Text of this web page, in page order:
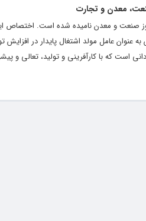
معدن و تجارت
روز صنعت و معدن نامیده شده است.
عامل مولد اشتغال پایدار در
است که با کارآفرینی و تولید، تعالی و